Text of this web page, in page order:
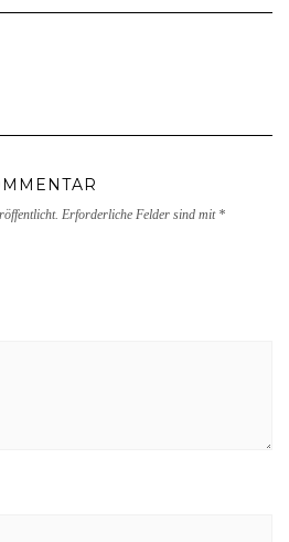
Erforderliche Felder sind mit *